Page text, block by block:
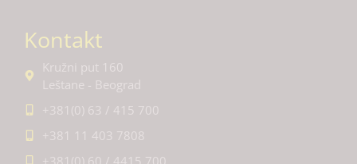
Kontakt
Kružni put 160
Leštane - Beograd
+381(0) 63 / 415 700
+381 11 403 7808